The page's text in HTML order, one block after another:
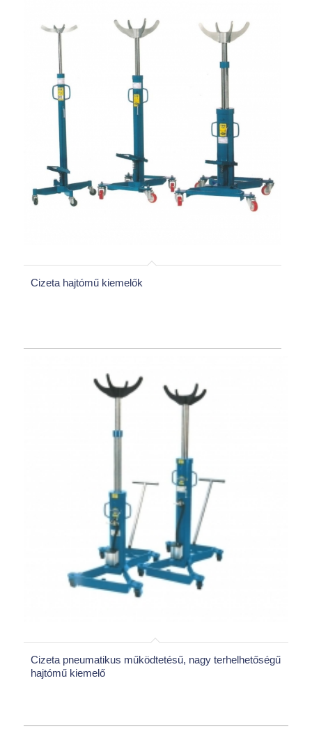
Cizeta hajtómű kiemelők
Cizeta pneumatikus működtetésű, nagy terhelhetőségű
hajtómű kiemelő